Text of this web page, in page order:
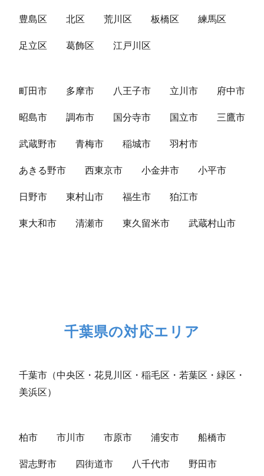
豊島区 北区 荒川区 板橋区 練馬区
足立区 葛飾区 江戸川区
町田市 多摩市 八王子市 立川市 府中市
昭島市 調布市 国分寺市 国立市 三鷹市
武蔵野市 青梅市 稲城市 羽村市
あきる野市 西東京市 小金井市 小平市
日野市 東村山市 福生市 狛江市
東大和市 清瀬市 東久留米市 武蔵村山市
千葉県の対応エリア
千葉市（中央区・花見川区・稲毛区・若葉区・緑区・
美浜区）
柏市 市川市 市原市 浦安市 船橋市
習志野市 四街道市 八千代市 野田市